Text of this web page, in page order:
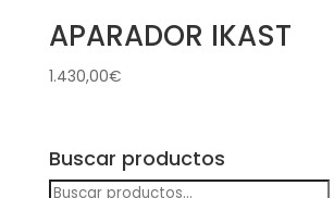
APARADOR IKAST
1.430,00€
Buscar productos
Buscar